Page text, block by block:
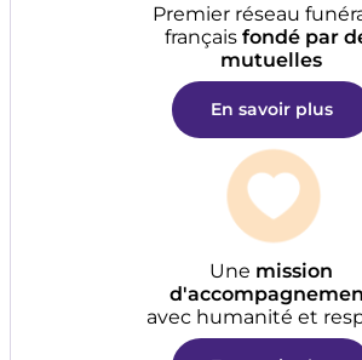
Premier réseau
français fondé par
mutuelles
En savoir plus
Une mission
avec humanité et